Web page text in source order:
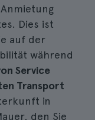
Dies ist
auf der
während
Service
Transport
in
den Sie